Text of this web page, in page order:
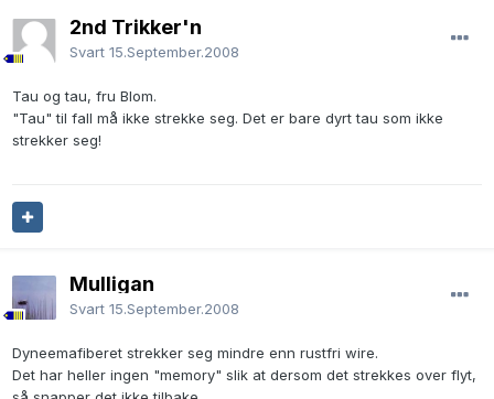
2nd Trikker'n
Svart 15.September.2008
Tau og tau, fru Blom.
"Tau" til fall må ikke strekke seg. Det er bare dyrt tau som ikke
strekker seg!
Mulligan
Svart 15.September.2008
Dyneemafiberet strekker seg mindre enn rustfri wire.
Det har heller ingen "memory" slik at dersom det strekkes over flyt,